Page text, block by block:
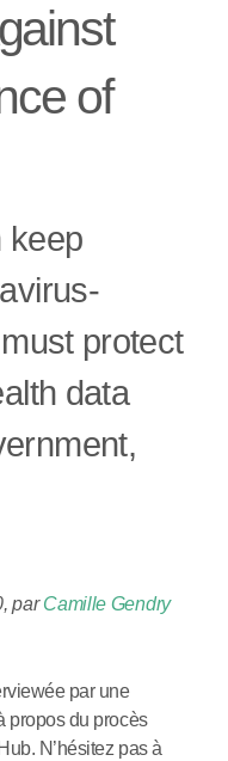
of
keep
protect
data
,parCamille Gendry
par une
propos du procès
N’hésitez pas à